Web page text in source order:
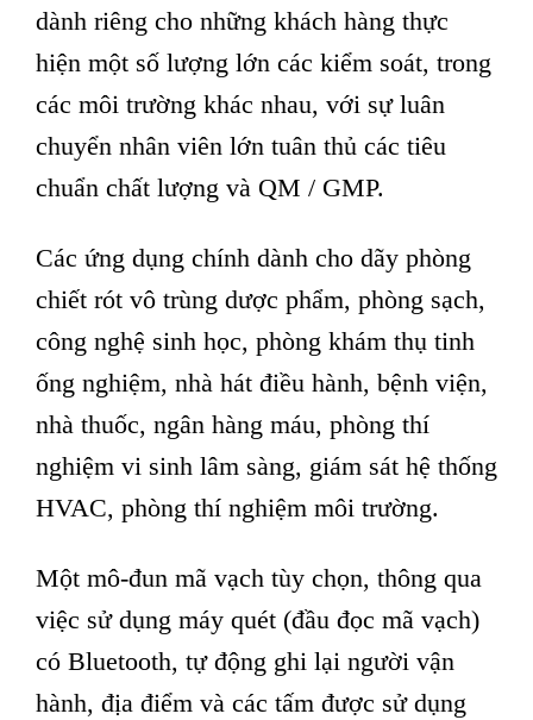
dành riêng cho những khách hàng thực
hiện một số lượng lớn các kiểm soát, trong
các môi trường khác nhau, với sự luân
chuyển nhân viên lớn tuân thủ các tiêu
chuẩn chất lượng và QM / GMP.
Các ứng dụng chính dành cho dãy phòng
chiết rót vô trùng dược phẩm, phòng sạch,
công nghệ sinh học, phòng khám thụ tinh
ống nghiệm, nhà hát điều hành, bệnh viện,
nhà thuốc, ngân hàng máu, phòng thí
nghiệm vi sinh lâm sàng, giám sát hệ thống
HVAC, phòng thí nghiệm môi trường.
Một mô-đun mã vạch tùy chọn, thông qua
việc sử dụng máy quét (đầu đọc mã vạch)
có Bluetooth, tự động ghi lại người vận
hành, địa điểm và các tấm được sử dụng